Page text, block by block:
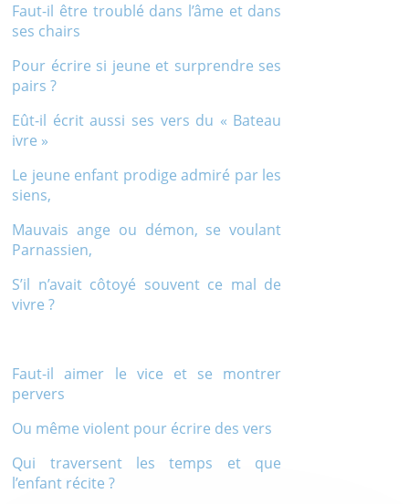
Faut-il être troublé dans l’âme et dans
ses chairs
Pour écrire si jeune et surprendre ses
pairs ?
Eût-il écrit aussi ses vers du « Bateau
ivre »
Le jeune enfant prodige admiré par les
siens,
Mauvais ange ou démon, se voulant
Parnassien,
S’il n’avait côtoyé souvent ce mal de
vivre ?
Faut-il aimer le vice et se montrer
pervers
Ou même violent pour écrire des vers
Qui traversent les temps et que
l’enfant récite ?